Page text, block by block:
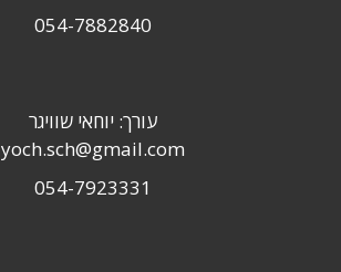
054-7882840
עורך: יוחאי שוויגר
yoch.sch@gmail.com
054-7923331